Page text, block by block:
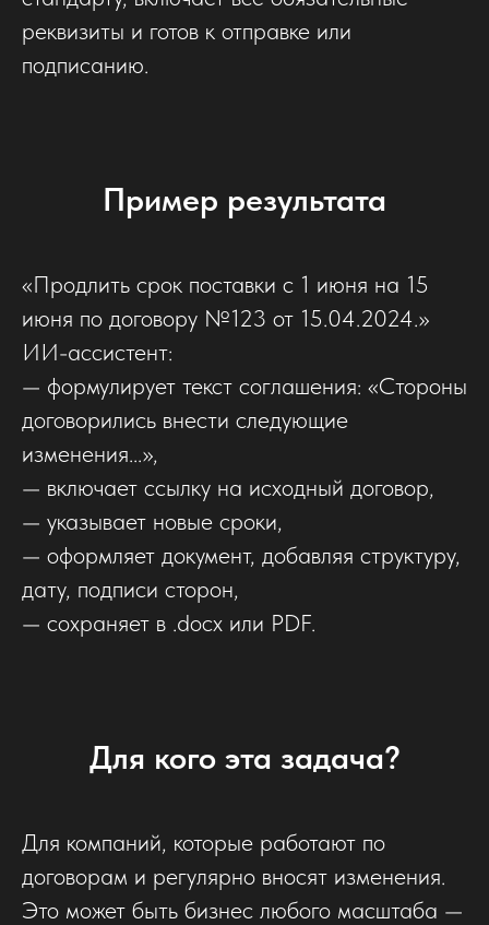
реквизиты и готов к отправке или
подписанию.
Пример результата
«Продлить срок поставки с 1 июня на 15
июня по договору №123 от 15.04.2024.»
ИИ-ассистент:
— формулирует текст соглашения: «Стороны
договорились внести следующие
изменения...»,
— включает ссылку на исходный договор,
— указывает новые сроки,
— оформляет документ, добавляя структуру,
дату, подписи сторон,
— сохраняет в .docx или PDF.
Для кого эта задача?
Для компаний, которые работают по
договорам и регулярно вносят изменения.
Это может быть бизнес любого масштаба —